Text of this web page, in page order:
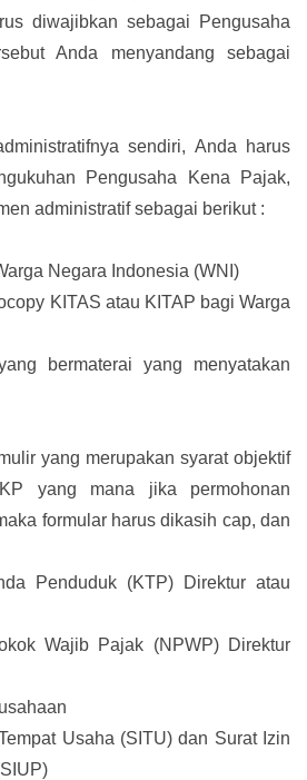
diwajibkan sebagai Pengusaha
Anda menyandang sebagai
sendiri, Anda harus
Pengusaha Kena Pajak,
administratif sebagai berikut :
Negara Indonesia (WNI)
KITAS atau KITAP bagi Warga
bermaterai yang menyatakan
yang merupakan syarat objektif
yang mana jika permohonan
formular harus dikasih cap, dan
Penduduk (KTP) Direktur atau
Wajib Pajak (NPWP) Direktur
Usaha (SITU) dan Surat Izin